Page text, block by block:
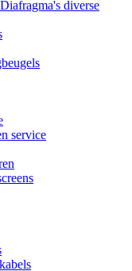
diverse
service